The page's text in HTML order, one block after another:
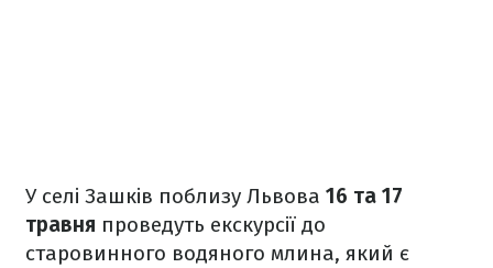
У селі Зашків поблизу Львова 16 та 17
травня проведуть екскурсії до
старовинного водяного млина, який є